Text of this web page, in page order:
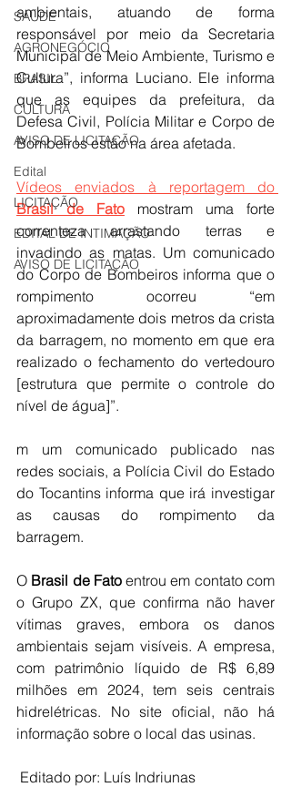
SAÚDE
AGRONEGÓCIO
BRASIL
CULTURA
AVISO DE LICITAÇÃO
Edital
LICITAÇÃO
EDITAL DE INTIMAÇÃO
AVISO DE LICITAÇÃO
ambientais, atuando de forma
responsável por meio da Secretaria
Municipal de Meio Ambiente, Turismo e
Cultura”, informa Luciano. Ele informa
que as equipes da prefeitura, da
Defesa Civil, Polícia Militar e Corpo de
Bombeiros estão na área afetada.
Brasil de Fato mostram uma forte
correnteza arrastando terras e
invadindo as matas. Um comunicado
do Corpo de Bombeiros informa que o
rompimento ocorreu “em
aproximadamente dois metros da crista
da barragem, no momento em que era
realizado o fechamento do vertedouro
[estrutura que permite o controle do
nível de água]”.
m um comunicado publicado nas
redes sociais, a Polícia Civil do Estado
do Tocantins informa que irá investigar
as causas do rompimento da
barragem.
O Brasil de Fato entrou em contato com
o Grupo ZX, que confirma não haver
vítimas graves, embora os danos
ambientais sejam visíveis. A empresa,
com patrimônio líquido de R$ 6,89
milhões em 2024, tem seis centrais
hidrelétricas. No site oficial, não há
informação sobre o local das usinas.
Editado por: Luís Indriunas